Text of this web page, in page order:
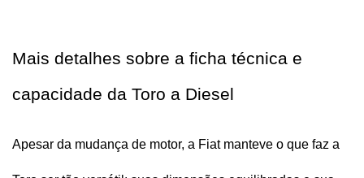
Mais detalhes sobre a ficha técnica e
capacidade da Toro a Diesel
Apesar da mudança de motor, a Fiat manteve o que faz a